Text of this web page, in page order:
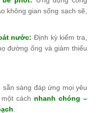
không gian sống sạch sẽ,
nước: Định kỳ kiểm tra,
đường ống và giảm thiểu
sàng đáp ứng mọi yêu
cách nhanh chóng –